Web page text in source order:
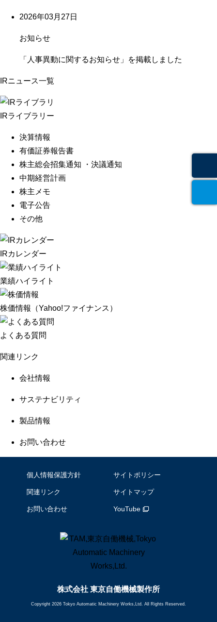
2026年03月27日
お知らせ
「人事異動に関するお知らせ」を掲載しました
IRニュース一覧
IRライブラリー
決算情報
有価証券報告書
株主総会招集通知 ・決議通知
中期経営計画
株主メモ
電子公告
その他
IRカレンダー
業績ハイライト
株価情報 （Yahoo!ファイナンス）
よくある質問
関連リンク
会社情報
サステナビリティ
製品情報
お問い合わせ
個人情報保護方針 サイトポリシー
関連リンク サイトマップ
お問い合わせ YouTube
株式会社 東京自働機械製作所
Copyright 2026 Tokyo Automatic Machinery Works,Ltd. All Rights Reserved.